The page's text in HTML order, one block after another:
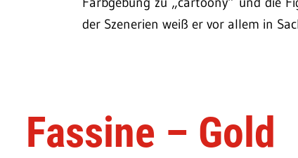
der Szenerien weiß er vor allem in
Fassine – Gold